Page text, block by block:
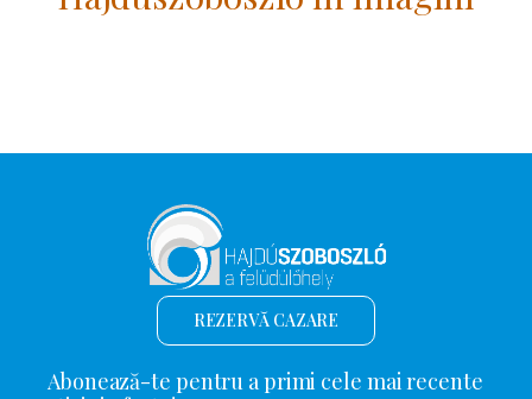
REZERVĂ CAZARE
Abonează-te pentru a primi cele mai recente